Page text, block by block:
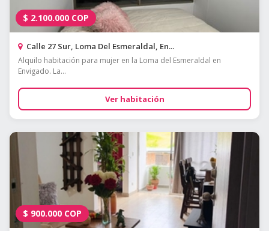
$ 2.100.000 COP
Calle 27 Sur, Loma Del Esmeraldal, En...
Alquilo habitación para mujer en la Loma del Esmeraldal en
Envigado. La...
Ver habitación
$ 900.000 COP